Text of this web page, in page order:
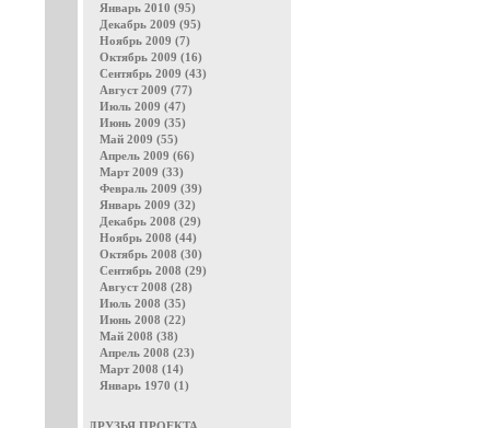
Январь 2010 (95)
Декабрь 2009 (95)
Ноябрь 2009 (7)
Октябрь 2009 (16)
Сентябрь 2009 (43)
Август 2009 (77)
Июль 2009 (47)
Июнь 2009 (35)
Май 2009 (55)
Апрель 2009 (66)
Март 2009 (33)
Февраль 2009 (39)
Январь 2009 (32)
Декабрь 2008 (29)
Ноябрь 2008 (44)
Октябрь 2008 (30)
Сентябрь 2008 (29)
Август 2008 (28)
Июль 2008 (35)
Июнь 2008 (22)
Май 2008 (38)
Апрель 2008 (23)
Март 2008 (14)
Январь 1970 (1)